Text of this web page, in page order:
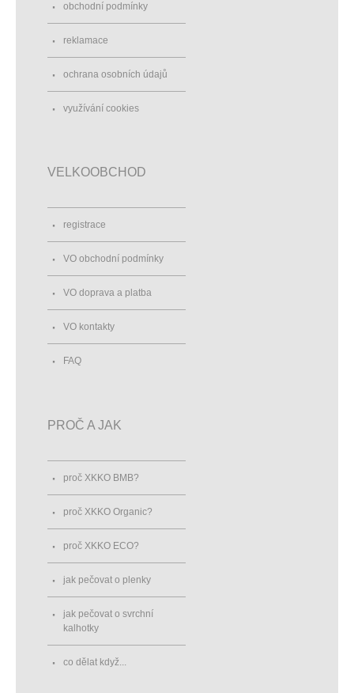
obchodní podmínky
reklamace
ochrana osobních údajů
využívání cookies
VELKOOBCHOD
registrace
VO obchodní podmínky
VO doprava a platba
VO kontakty
FAQ
PROČ A JAK
proč XKKO BMB?
proč XKKO Organic?
proč XKKO ECO?
jak pečovat o plenky
jak pečovat o svrchní
kalhotky
co dělat když...